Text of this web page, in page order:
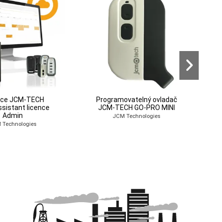
čip JCM-TECH
GOTRI2
Technologies
Ovladač a čip JCM-TECH
GOTRI3
JCM Technologies
ovladač
MUVPRO2
Technologies
Programovatelný ovladač
JCM-TECH MUVPRO4
JCM Technologies
JCM-TECH
licence
Admin
Technologies
Programovatelný ovladač
JCM-TECH GO-PRO MINI
JCM Technologies